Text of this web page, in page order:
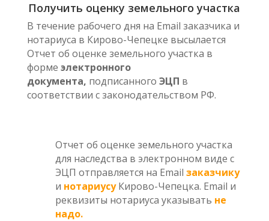
Получить оценку земельного участка
В течение рабочего дня на Email заказчика и
нотариуса в Кирово-Чепецке высылается
Отчет об оценке земельного участка в
форме электронного
документа, подписанного ЭЦП в
соответствии с законодательством РФ.
Отчет об оценке земельного участка
для наследства в электронном виде с
ЭЦП отправляется на Email заказчику
и нотариусуКирово-Чепецка. Email и
реквизиты нотариуса указывать не
надо.